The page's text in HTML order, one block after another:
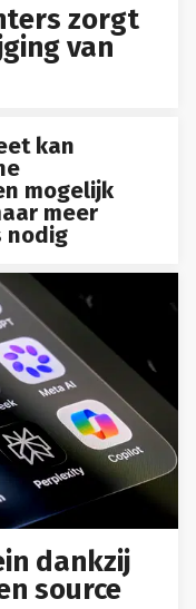
zorgt
van
kan
mogelijk
meer
nodig
dankzij
source